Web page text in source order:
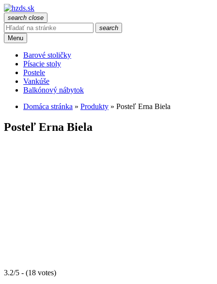
search close
search
Menu
Barové stoličky
Písacie stoly
Postele
Vankúše
Balkónový nábytok
Domáca stránka » Produkty » Posteľ Erna Biela
Posteľ Erna Biela
3.2/5 - (18 votes)